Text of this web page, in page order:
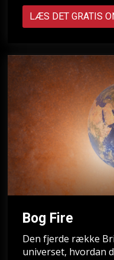
LÆS DET GRATIS
Bog Fire
Den fjerde række
universet, hvordan